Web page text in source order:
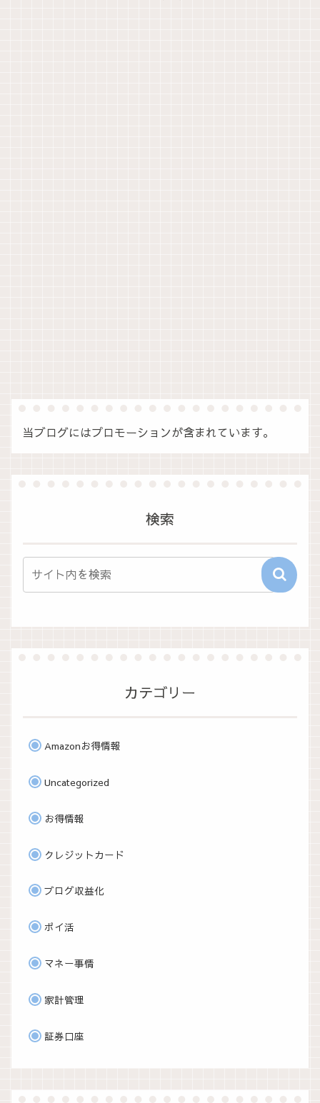
当ブログにはプロモーションが含まれています。
検索
カテゴリー
Amazonお得情報
Uncategorized
お得情報
クレジットカード
ブログ収益化
ポイ活
マネー事情
家計管理
証券口座